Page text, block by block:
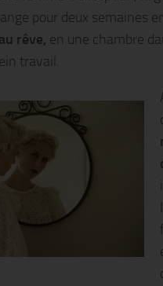
pour deux semaines
rêve, en une chambre
travail.